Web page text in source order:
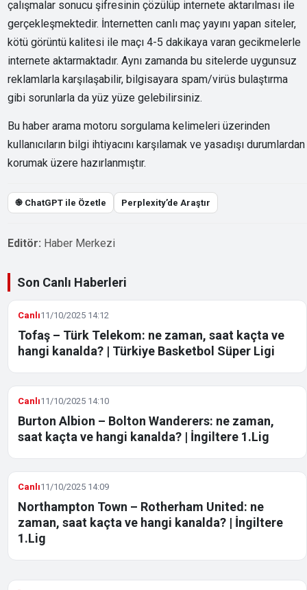
çalışmalar sonucu şifresinin çözülüp internete aktarılması ile
gerçekleşmektedir. İnternetten canlı maç yayını yapan siteler,
kötü görüntü kalitesi ile maçı 4-5 dakikaya varan gecikmelerle
internete aktarmaktadır. Aynı zamanda bu sitelerde uygunsuz
reklamlarla karşılaşabilir, bilgisayara spam/virüs bulaştırma
gibi sorunlarla da yüz yüze gelebilirsiniz.
Bu haber arama motoru sorgulama kelimeleri üzerinden
kullanıcıların bilgi ihtiyacını karşılamak ve yasadışı durumlardan
korumak üzere hazırlanmıştır.
֎ ChatGPT ile Özetle Perplexity’de Araştır
Editör: Haber Merkezi
Son Canlı Haberleri
Canlı11/10/2025 14:12
Tofaş – Türk Telekom: ne zaman, saat kaçta ve
hangi kanalda? | Türkiye Basketbol Süper Ligi
Canlı11/10/2025 14:10
Burton Albion – Bolton Wanderers: ne zaman,
saat kaçta ve hangi kanalda? | İngiltere 1.Lig
Canlı11/10/2025 14:09
Northampton Town – Rotherham United: ne
zaman, saat kaçta ve hangi kanalda? | İngiltere
1.Lig